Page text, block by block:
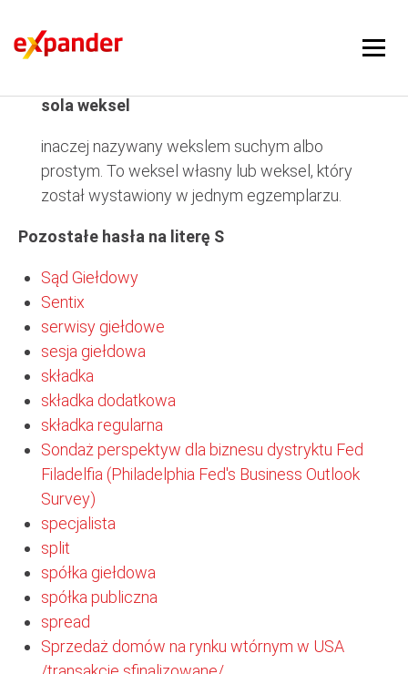
sola weksel
inaczej nazywany wekslem suchym albo
prostym. To weksel własny lub weksel, który
został wystawiony w jednym egzemplarzu.
Pozostałe hasła na literę S
Sąd Giełdowy
Sentix
serwisy giełdowe
sesja giełdowa
składka
składka dodatkowa
składka regularna
Sondaż perspektyw dla biznesu dystryktu Fed
Filadelfia (Philadelphia Fed's Business Outlook
Survey)
specjalista
split
spółka giełdowa
spółka publiczna
spread
Sprzedaż domów na rynku wtórnym w USA